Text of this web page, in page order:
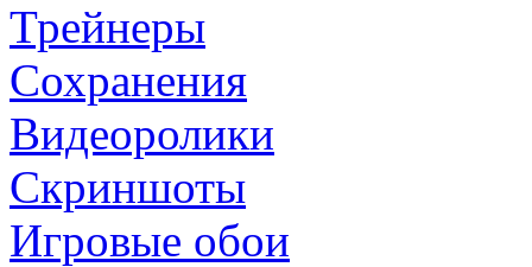
Трейнеры
Сохранения
Видеоролики
Скриншоты
Игровые обои